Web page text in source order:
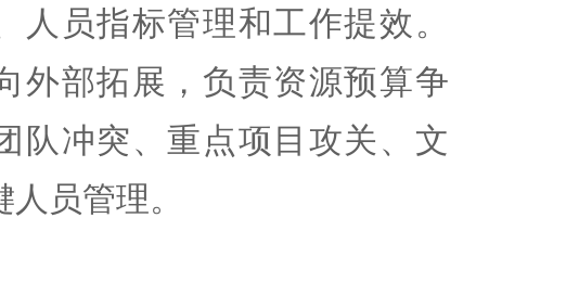
人员指标管理和工作提效。
外部拓展，负责资源预算争
队冲突、重点项目攻关、文
员管理。